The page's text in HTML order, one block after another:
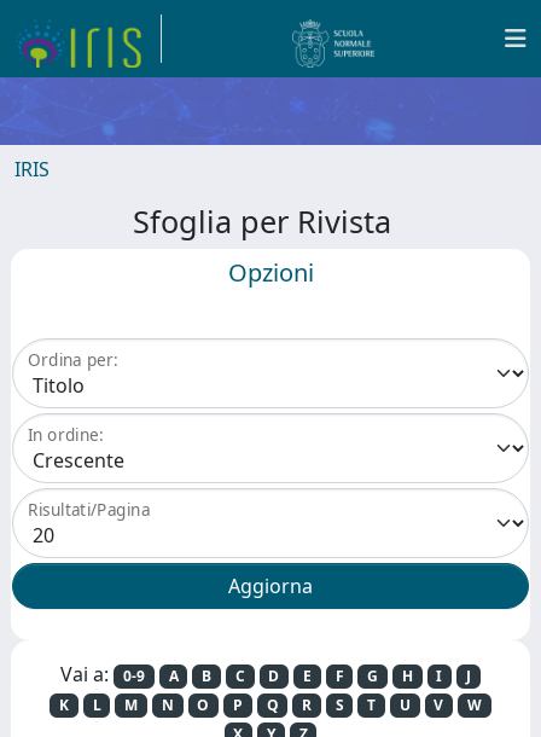
IRIS
Sfoglia per Rivista
Opzioni
Ordina per:
In ordine:
Risultati/Pagina
Vai a: 0-9 A B C D E F G H I
J
K
L M N O P Q R S T U V
W